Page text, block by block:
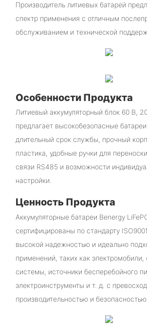
Производитель литиевых батарей
спектр применения с отличным
обслуживанием и технической
Особенности Продукта
Литиевый аккумуляторный блок 60 В,
предлагает высокобезопасные
длительный срок службы, прочный
пластика, удобные ручки для
связи RS485 и возможности
настройки.
Ценность Продукта
Аккумуляторные батареи Benergy
сертифицированы по стандарту
высокой надежностью и идеально
применений, таких как
системы, источники бесперебойного
электроинструменты и т. д. с
производительностью и безопасностью.